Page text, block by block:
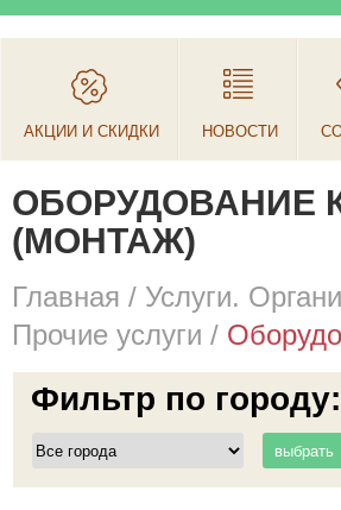
АКЦИИ И СКИДКИ НОВОСТИ
ОБОРУДОВАНИЕ
(МОНТАЖ)
Главная / Услуги.
Прочие услуги /
Фильтр по городу: